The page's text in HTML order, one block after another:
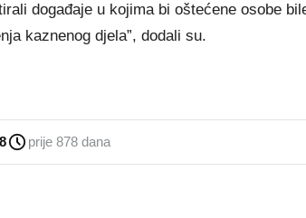
događaje u kojima bi oštećene osobe
kaznenog djela”, dodali su.
prije 878 dana